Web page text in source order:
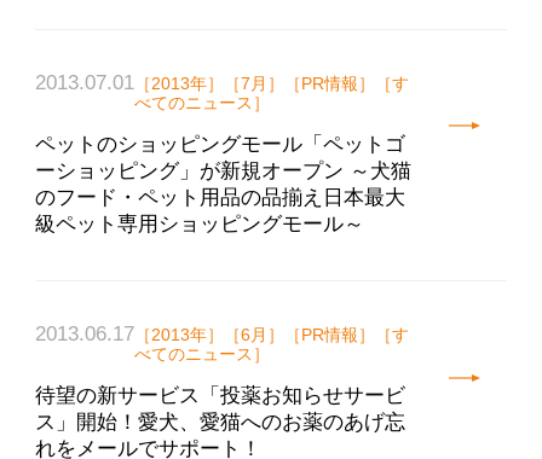
2013.07.01 ［2013年］［7月］［PR情報］［す
べてのニュース］
ペットのショッピングモール「ペットゴ
ーショッピング」が新規オープン ～犬猫
のフード・ペット用品の品揃え日本最大
級ペット専用ショッピングモール～
2013.06.17［2013年］［6月］［PR情報］［す
べてのニュース］
待望の新サービス「投薬お知らせサービ
ス」開始！愛犬、愛猫へのお薬のあげ忘
れをメールでサポート！